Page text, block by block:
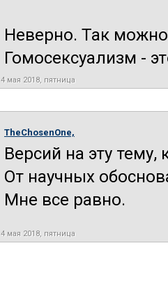
Неверно. Так
Гомосексуализм -
4 мая 2018, пятница
TheChosenOne,
Версий на эту
От научных
Мне все равно.
4 мая 2018, пятница